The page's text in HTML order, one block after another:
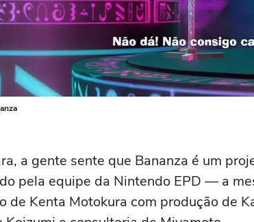
a gente sente que Bananza é um
pela equipe da Nintendo EPD — a
de Kenta Motokura com produção de